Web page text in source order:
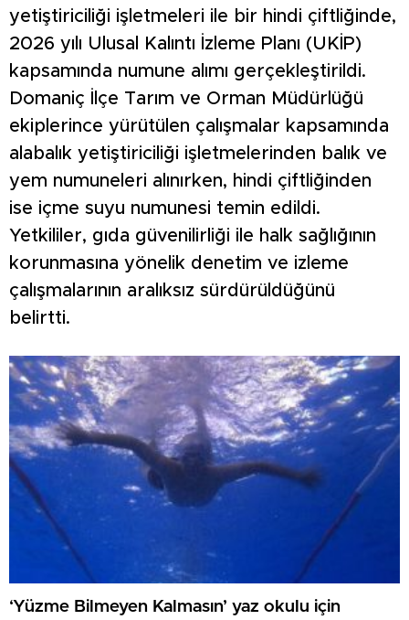
yetiştiriciliği işletmeleri ile bir hindi çiftliğinde,
2026 yılı Ulusal Kalıntı İzleme Planı (UKİP)
kapsamında numune alımı gerçekleştirildi.
Domaniç İlçe Tarım ve Orman Müdürlüğü
ekiplerince yürütülen çalışmalar kapsamında
alabalık yetiştiriciliği işletmelerinden balık ve
yem numuneleri alınırken, hindi çiftliğinden
ise içme suyu numunesi temin edildi.
Yetkililer, gıda güvenilirliği ile halk sağlığının
korunmasına yönelik denetim ve izleme
çalışmalarının aralıksız sürdürüldüğünü
belirtti.
‘Yüzme Bilmeyen Kalmasın’ yaz okulu için